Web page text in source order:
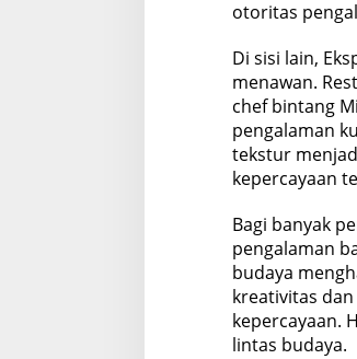
otoritas
Di sisi lain,
menawan.
chef bintang
pengalaman
tekstur
kepercayaan
Bagi banyak
pengalaman
budaya
kreativitas
kepercayaan.
lintas budaya.